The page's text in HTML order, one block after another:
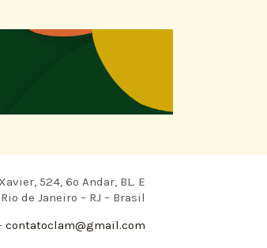
524, 6º Andar, BL. E
de Janeiro – RJ – Brasil
contatoclam@gmail.com